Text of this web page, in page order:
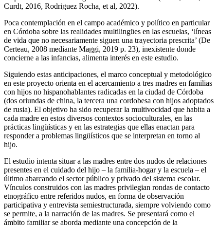
Curdt, 2016, Rodriguez Rocha, et al, 2022).
Poca contemplación en el campo académico y político en particular
en Córdoba sobre las realidades multilingües en las escuelas, ‘líneas
de vida que no necesariamente siguen una trayectoria prescrita’ (De
Certeau, 2008 mediante Maggi, 2019 p. 23), inexistente donde
concierne a las infancias, alimenta interés en este estudio.
Siguiendo estas anticipaciones, el marco conceptual y metodológico
en este proyecto orienta en el acercamiento a tres madres en familias
con hijos no hispanohablantes radicadas en la ciudad de Córdoba
(dos oriundas de china, la tercera una cordobesa con hijos adoptados
de rusia). El objetivo ha sido recuperar la multivocidad que habita a
cada madre en estos diversos contextos socioculturales, en las
prácticas lingüísticas y en las estrategias que ellas enactan para
responder a problemas lingüísticos que se interpretan en torno al
hijo.
El estudio intenta situar a las madres entre dos nudos de relaciones
presentes en el cuidado del hijo – la familia-hogar y la escuela – el
último abarcando el sector público y privado del sistema escolar.
Vínculos construidos con las madres privilegian rondas de contacto
etnográfico entre referidos nudos, en forma de observación
participativa y entrevista semiestructurada, siempre volviendo como
se permite, a la narración de las madres. Se presentará como el
ámbito familiar se aborda mediante una concepción de la